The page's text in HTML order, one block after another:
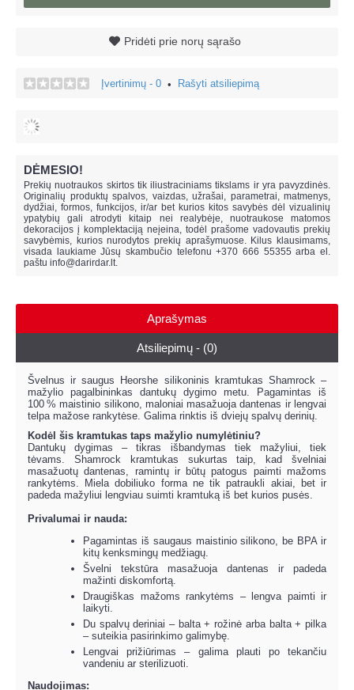
Pridėti prie norų sąrašo
Įvertinimų - 0 • Rašyti atsiliepimą
DĖMESIO!
Prekių nuotraukos skirtos tik iliustraciniams tikslams ir yra pavyzdinės.
Originalių produktų spalvos, vaizdas, užrašai, parametrai, matmenys,
dydžiai, formos, funkcijos, ir/ar bet kurios kitos savybės dėl vizualinių
ypatybių gali atrodyti kitaip nei realybėje, nuotraukose matomos
dekoracijos į komplektaciją neįeina, todėl prašome vadovautis prekių
savybėmis, kurios nurodytos prekių aprašymuose. Kilus klausimams,
visada laukiame Jūsų skambučio telefonu +370 666 55355 arba el.
paštu info@darirdar.lt.
Aprašymas
Atsiliepimų - (0)
Švelnus ir saugus Heorshe silikoninis kramtukas Shamrock –
mažylio pagalbininkas dantukų dygimo metu. Pagamintas iš
100 % maistinio silikono, maloniai masažuoja dantenas ir lengvai
telpa mažose rankytėse. Galima rinktis iš dviejų spalvų derinių.
Kodėl šis kramtukas taps mažylio numylėtiniu?
Dantukų dygimas – tikras išbandymas tiek mažyliui, tiek
tėvams. Shamrock kramtukas sukurtas taip, kad švelniai
masažuotų dantenas, ramintų ir būtų patogus paimti mažoms
rankytėms. Miela dobiliuko forma ne tik patraukli akiai, bet ir
padeda mažyliui lengviau suimti kramtuką iš bet kurios pusės.
Privalumai ir nauda:
Pagamintas iš saugaus maistinio silikono, be BPA ir
kitų kenksmingų medžiagų.
Švelni tekstūra masažuoja dantenas ir padeda
mažinti diskomfortą.
Draugiškas mažoms rankytėms – lengva paimti ir
laikyti.
Du spalvų deriniai – balta + rožinė arba balta + pilka
– suteikia pasirinkimo galimybę.
Lengvai prižiūrimas – galima plauti po tekančiu
vandeniu ar sterilizuoti.
Naudojimas: